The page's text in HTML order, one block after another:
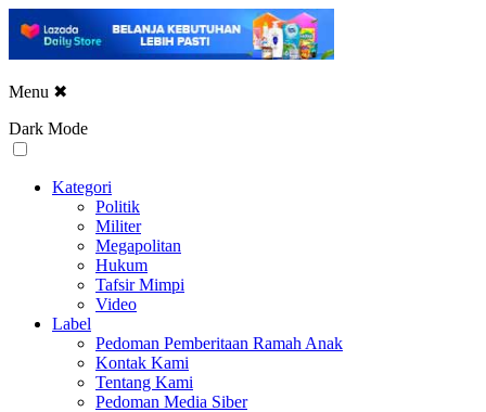
Menu ✖
Dark Mode
Kategori
Politik
Militer
Megapolitan
Hukum
Tafsir Mimpi
Video
Label
Pedoman Pemberitaan Ramah Anak
Kontak Kami
Tentang Kami
Pedoman Media Siber